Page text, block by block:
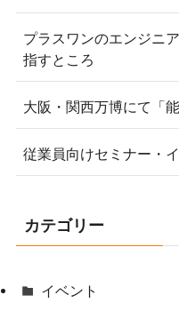
プラスワンのエンジニ
指すところ
大阪・関西万博にて「
従業員向けセミナー・
カテゴリー
イベント